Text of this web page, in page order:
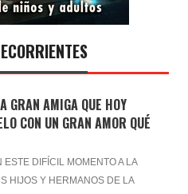
GRAN AMIGA QUE HOY
CON UN GRAN AMOR QUÉ
DIFÍCIL MOMENTO A LA
HIJOS Y HERMANOS DE LA